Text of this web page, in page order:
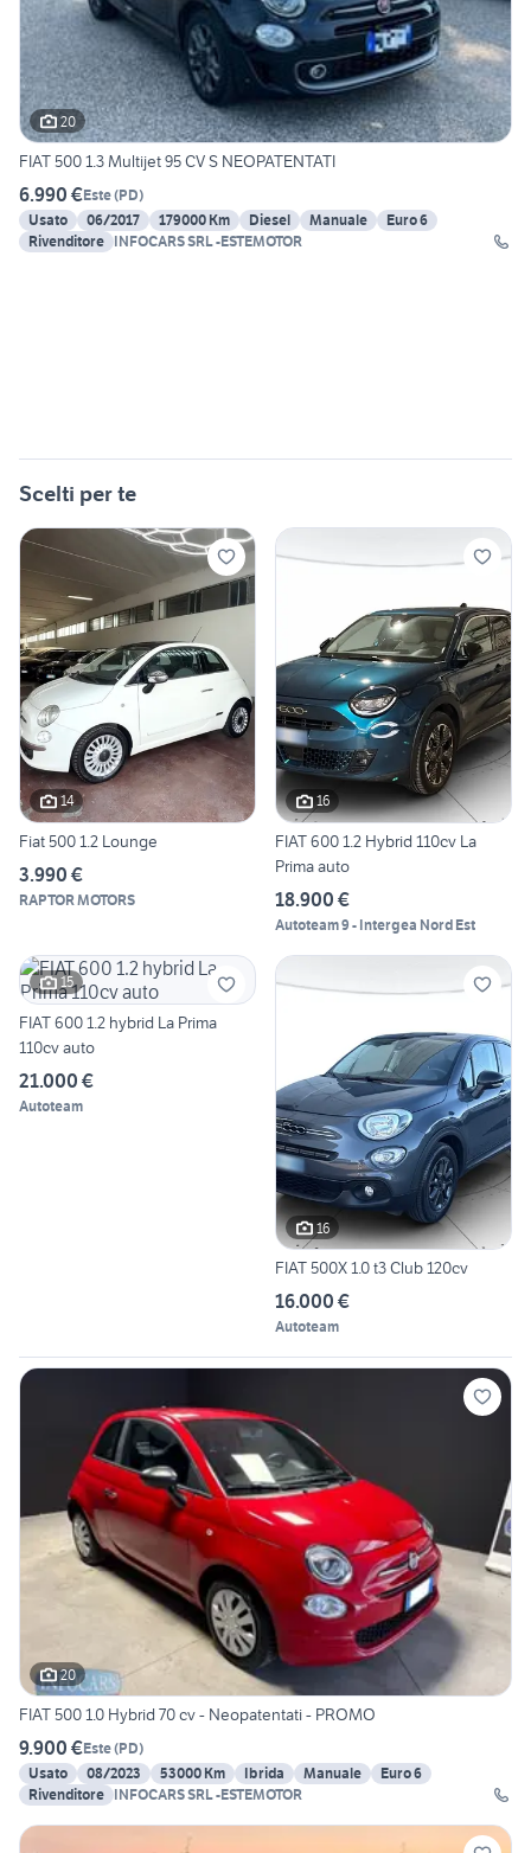
20
FIAT 500 1.3 Multijet 95 CV S NEOPATENTATI
6.990 €Este(PD)
Usato
06/2017 179000 Km Diesel Manuale
Euro 6
Rivenditore INFOCARS SRL -ESTEMOTOR
Scelti per te
14
Fiat 500 1.2 Lounge
3.990 €
RAPTOR MOTORS
16
FIAT 600 1.2 Hybrid 110cv La
Prima auto
18.900 €
Autoteam 9 - Intergea Nord Est
15
FIAT 600 1.2 hybrid La Prima
110cv auto
21.000 €
Autoteam
16
FIAT 500X 1.0 t3 Club 120cv
16.000 €
Autoteam
20
FIAT 500 1.0 Hybrid 70 cv - Neopatentati - PROMO
9.900 €Este(PD)
Usato
08/2023 53000 Km Ibrida Manuale
Euro 6
Rivenditore INFOCARS SRL -ESTEMOTOR